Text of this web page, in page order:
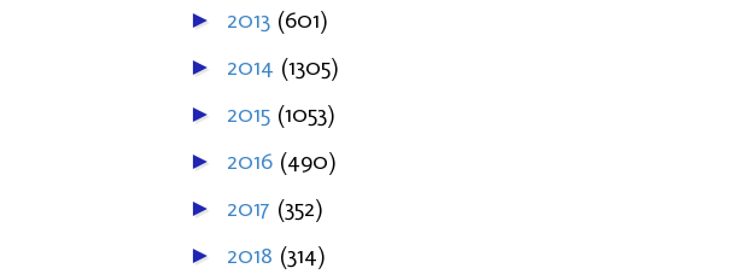
► 2013 (601)
► 2014 (1305)
► 2015 (1053)
► 2016 (490)
► 2017 (352)
► 2018 (314)